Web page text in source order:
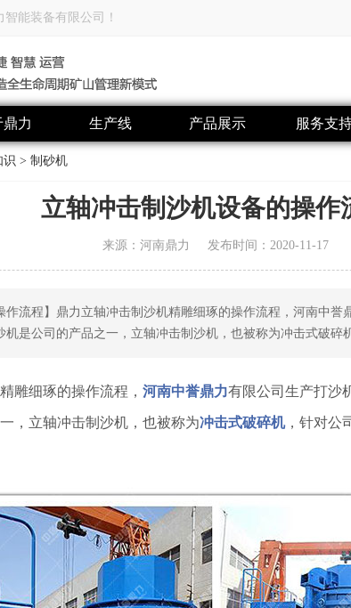
能装备有限公司！
鼎力 生产线 产品展示 服务支
识 > 制砂机
立轴冲击制沙机设备的操作
来源：河南鼎力 发布时间：2020-11-17
作流程】鼎力立轴冲击制沙机精雕细琢的操作流程，河南中
是公司的产品之一，立轴冲击制沙机，也被称为冲击式破碎
雕细琢的操作流程， 河南中誉鼎力有限公司生产打沙
，立轴冲击制沙机，也被称为冲击式破碎机，针对公